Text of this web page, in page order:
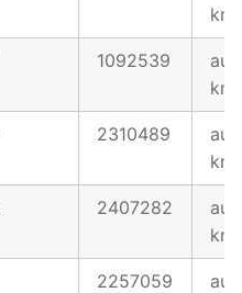
km
1092539
au
km
2310489
au
km
2407282
au
km
2257059
au